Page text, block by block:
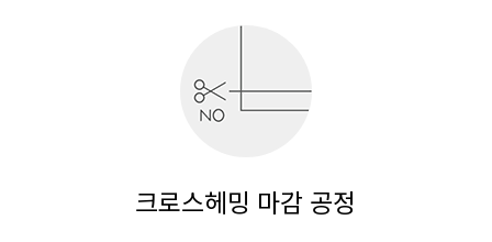
크로스헤밍 마감 공정